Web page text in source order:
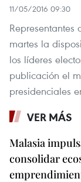
11/05/2016 09:30
Representantes
martes la
los líderes
publicación el
presidenciales
VER MÁS
Malasia
consolidar